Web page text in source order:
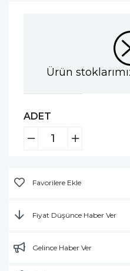
Ürün
ADET
Favorilere Ekle
Fiyat Düşünce Haber Ver
Gelince Haber Ver